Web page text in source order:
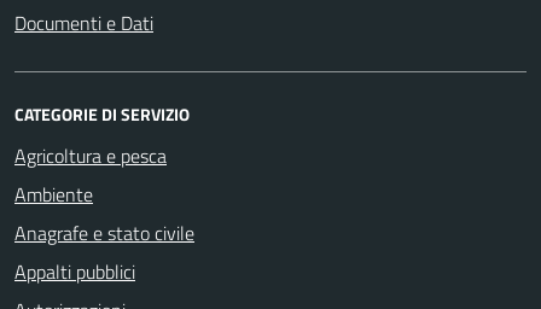
Documenti e Dati
CATEGORIE DI SERVIZIO
Agricoltura e pesca
Ambiente
Anagrafe e stato civile
Appalti pubblici